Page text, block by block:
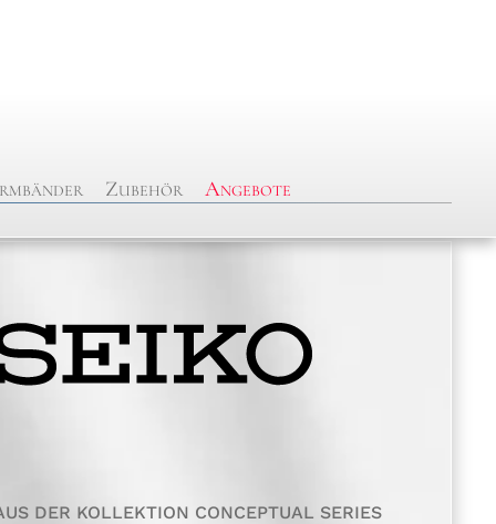
Zubehör Angebote
DER KOLLEKTION CONCEPTUAL SERIES